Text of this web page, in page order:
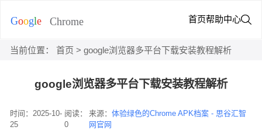
首页帮助中心
当前位置： 首页 > google浏览器多平台下载安装教程解析
google浏览器多平台下载安装教程解析
时间：2025-10-
25
阅读：
0
来源：体验绿色的Chrome APK档案 - 思谷汇智
网官网